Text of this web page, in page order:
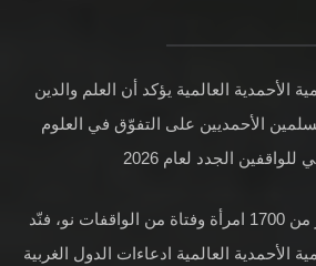
الأحمدية العالمية يؤكد أن العلم والدين
الأحمديين على التفوّق في العلوم
الجدد لعام 2026
في خطابٍ أمام أكثر من 1700 امرأة وفتاة من الواقفات نو، فنّد
الأحمدية العالمية ادعاءات الدول الغربية